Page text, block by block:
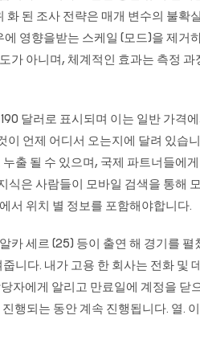
된 조사 전략은 매개 변수의 불확
영향을받는 스케일 (모드)을 제거
아니며, 체계적인 효과는 측정 과
달러로 표시되며 이는 일반 가격
언제 어디서 오는지에 달려 있습
출 될 수 있으며, 국제 파트너들에
은 사람들이 모바일 검색을 통해
서 위치 별 정보를 포함해야합니다.
세르 (25) 등이 출연 해 경기를 펼
니다. 내가 고용 한 회사는 전화 및
자에게 알리고 만료일에 계정을 닫
행되는 동안 계속 진행됩니다. 열.